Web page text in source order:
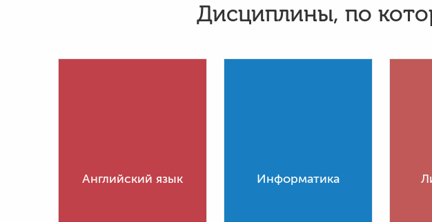
Дисциплины, по
Английский язык Информатика